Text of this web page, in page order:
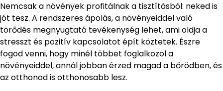
Nemcsak a növények profitálnak a tisztításból: neked is
jót tesz. A rendszeres ápolás, a növényeiddel való
törődés megnyugtató tevékenység lehet, ami oldja a
stresszt és pozitív kapcsolatot épít köztetek. Észre
fogod venni, hogy minél többet foglalkozol a
növényeiddel, annál jobban érzed magad a bőrödben, és
az otthonod is otthonosabb lesz.